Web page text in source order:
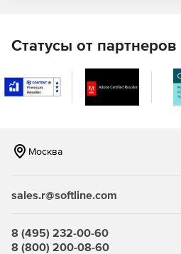
Графика и иллюстрации
Каталог контента содержит
разбитых по темам – это
вариант для конкретного случая.
уровнях при этом могут
Скрываемые объекты
Статусы от партнеров
Москва
sales.r@softline.com
8 (495) 232-00-60
8 (800) 200-08-60